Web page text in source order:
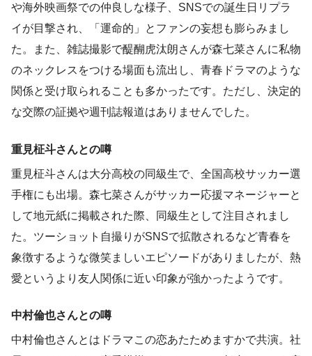
や海外映画祭での仲良しな様子、SNSでの誕生日リプラ
イが目撃され、「運命的」とファンの妄想も膨らみまし
た。また、雑誌撮影で醍醐虎汰朗さんが森七菜さんに私物
のネックレスをつける場面も流出し、青春ドラマのような
関係と受け取られることも多かったです。ただし、決定的
な交際の証拠や週刊誌報道はありませんでした。
重見柾斗さんとの噂
重見柾斗さんは大分高校の同級生で、全国高校サッカー選
手権にも出場。森七菜さんがサッカー応援マネージャーと
して地元紙に掲載された際、同級生として注目されまし
た。ツーショット自撮りがSNSで拡散されるなど青春を
象徴するような微笑ましいエピソードがありましたが、熱
愛というより友人関係に近い印象が強かったようです。
中村倫也さんとの噂
中村倫也さんとはドラマこの恋あたためますかで共演。社